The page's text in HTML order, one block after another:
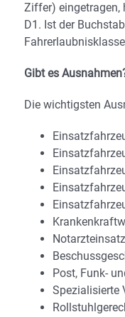
Ziffer) eingetragen,
D1. Ist der
Gibt es
Die wichtigsten
Post, Funk-
Spezialisierte